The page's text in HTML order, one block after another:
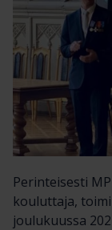
Perinteisesti
kouluttaja,
joulukuussa